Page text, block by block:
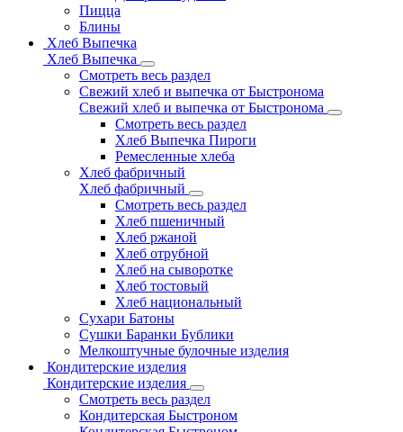
Пицца
Блины
Хлеб Выпечка
Хлеб Выпечка
Смотреть весь раздел
Свежий хлеб и выпечка от Быстронома
Свежий хлеб и выпечка от Быстронома
Смотреть весь раздел
Хлеб Выпечка Пироги
Ремесленные хлеба
Хлеб фабричный
Хлеб фабричный
Смотреть весь раздел
Хлеб пшеничный
Хлеб ржаной
Хлеб отрубной
Хлеб на сыворотке
Хлеб тостовый
Хлеб национальный
Сухари Батоны
Сушки Баранки Бублики
Мелкоштучные булочные изделия
Кондитерские изделия
Кондитерские изделия
Смотреть весь раздел
Кондитерская Быстроном